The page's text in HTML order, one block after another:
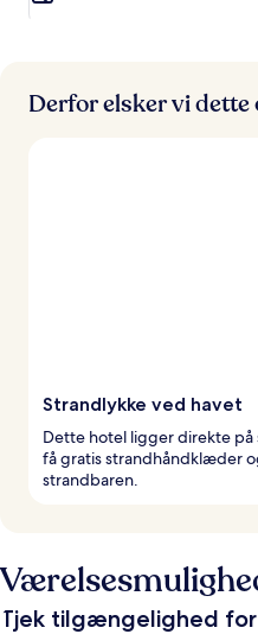
Derfor elsker vi
Strandlykke ved havet
Dette hotel ligger direkte på
få gratis strandhåndklæder
strandbaren.
Tjek tilgængelighed